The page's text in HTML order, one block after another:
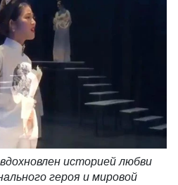
историей любви
героя и мировой